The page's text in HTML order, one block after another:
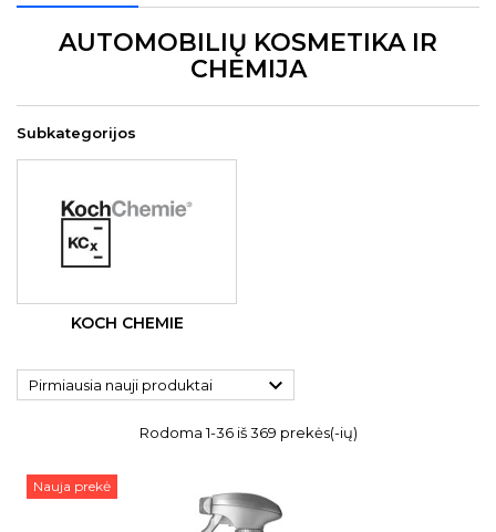
AUTOMOBILIŲ KOSMETIKA IR
CHEMIJA
Subkategorijos
KOCH CHEMIE
Pirmiausia nauji produktai 
Rodoma 1-36 iš 369 prekės(-ių)
Nauja prekė